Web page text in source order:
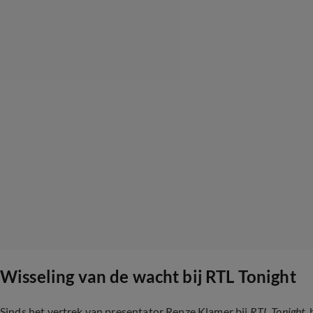
Wisseling van de wacht bij RTL Tonight